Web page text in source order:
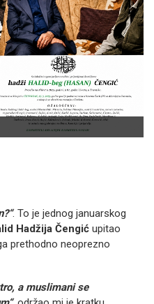
. To je jednog januarskog
Hadžija Čengić upitao
prethodno neoprezno
a muslimani se